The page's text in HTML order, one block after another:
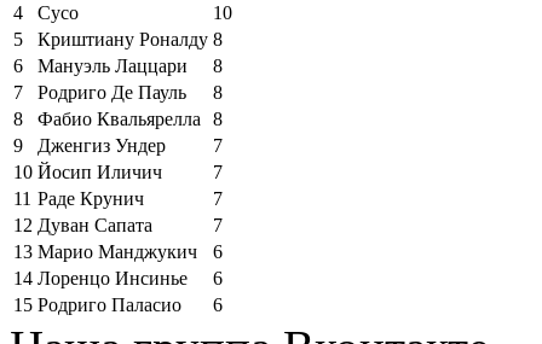
4
Сусо
10
5
Криштиану Роналду 8
6
Мануэль Лаццари
8
7
Родриго Де Пауль
8
8
Фабио Квальярелла
8
9
Дженгиз Ундер
7
10 Йосип Иличич
7
11 Раде Крунич
7
12 Дуван Сапата
7
13 Марио Манджукич
6
14 Лоренцо Инсинье
6
15 Родриго Паласио 6